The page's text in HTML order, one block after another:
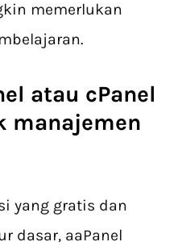
memerlukan
atau cPanel
manajemen
yang gratis dan
dasar, aaPanel